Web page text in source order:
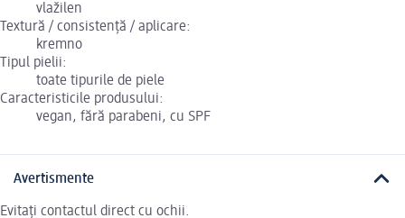
vlažilen
Textură / consistență / aplicare:
kremno
Tipul pielii:
toate tipurile de piele
Caracteristicile produsului:
vegan, fără parabeni, cu SPF
Avertismente
Evitați contactul direct cu ochii.